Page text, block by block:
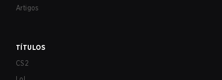
Artigos
TÍTULOS
CS2